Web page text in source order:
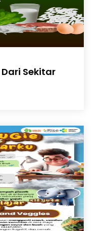
Sekitar